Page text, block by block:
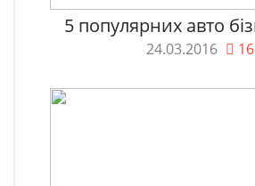
5 популярних авто
24.03.2016 16